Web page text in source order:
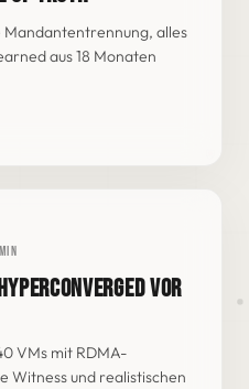
SYNC
alles
aus 18 Monaten
VOR
VMs mit RDMA-
Witness und realistischen